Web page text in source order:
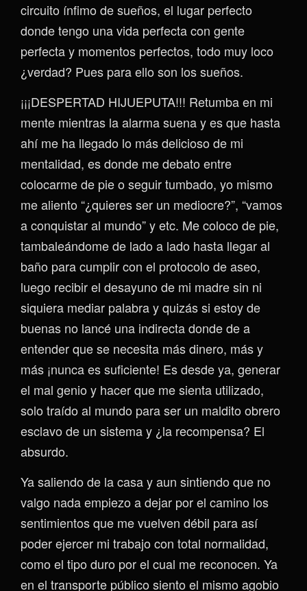
circuito ínfimo de sueños, el lugar perfecto
donde tengo una vida perfecta con gente
perfecta y momentos perfectos, todo muy loco
¿verdad? Pues para ello son los sueños.
¡¡¡DESPERTAD HIJUEPUTA!!! Retumba en mi
mente mientras la alarma suena y es que hasta
ahí me ha llegado lo más delicioso de mi
mentalidad, es donde me debato entre
colocarme de pie o seguir tumbado, yo mismo
me aliento “¿quieres ser un mediocre?”, “vamos
a conquistar al mundo” y etc. Me coloco de pie,
tambaleándome de lado a lado hasta llegar al
baño para cumplir con el protocolo de aseo,
luego recibir el desayuno de mi madre sin ni
siquiera mediar palabra y quizás si estoy de
buenas no lancé una indirecta donde de a
entender que se necesita más dinero, más y
más ¡nunca es suficiente! Es desde ya, generar
el mal genio y hacer que me sienta utilizado,
solo traído al mundo para ser un maldito obrero
esclavo de un sistema y ¿la recompensa? El
absurdo.
Ya saliendo de la casa y aun sintiendo que no
valgo nada empiezo a dejar por el camino los
sentimientos que me vuelven débil para así
poder ejercer mi trabajo con total normalidad,
como el tipo duro por el cual me reconocen. Ya
en el transporte público siento el mismo agobio